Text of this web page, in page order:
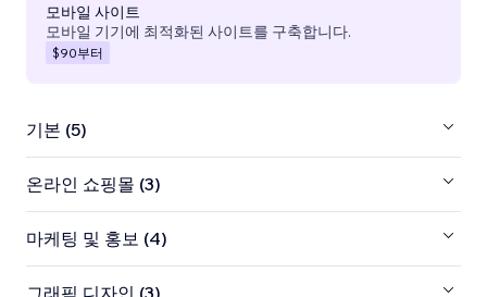
모바일 사이트
모바일 기기에 최적화된 사이트를 구축합니다.
$90부터
기본 (5)
온라인 쇼핑몰 (3)
마케팅 및 홍보 (4)